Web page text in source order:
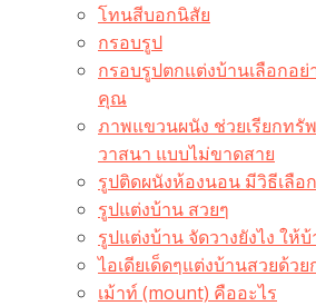
โทนสีบอกนิสัย
กรอบรูป
กรอบรูปตกแต่งบ้านเลือกอย่
คุณ
ภาพแขวนผนัง ช่วยเรียกทรั
วาสนา แบบไม่ขาดสาย
รูปติดผนังห้องนอน มีวิธีเลือ
รูปแต่งบ้าน สวยๆ
รูปแต่งบ้าน จัดวางยังไง ใ
ไอเดียเด็ดๆแต่งบ้านสวยด้ว
เม้าท์ (mount) คืออะไร​